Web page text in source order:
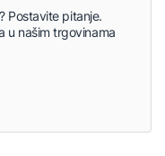
Postavite pitanje.
u našim trgovinama